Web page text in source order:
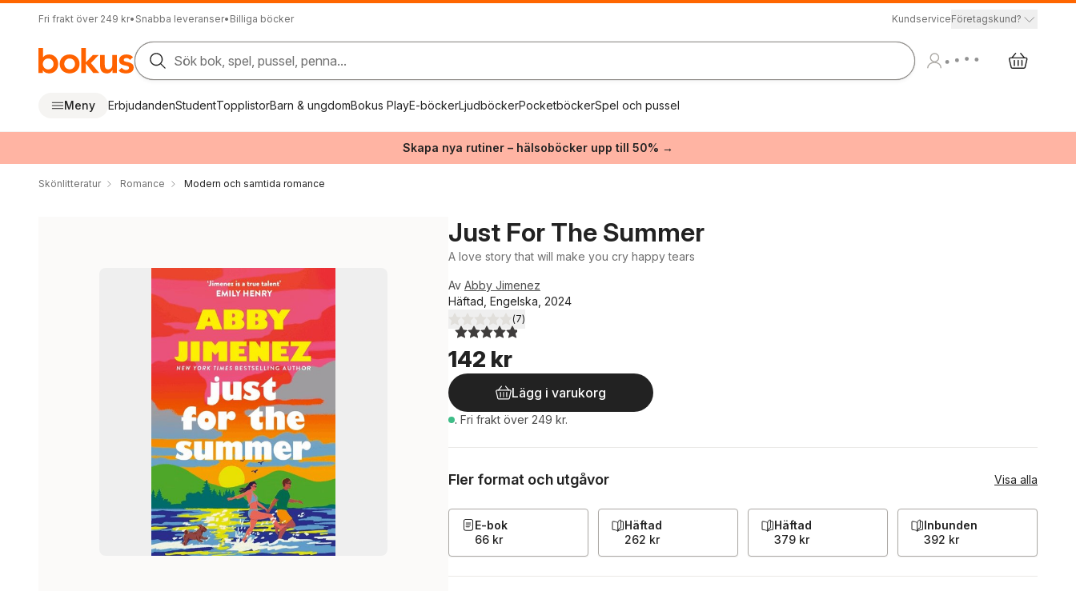
Fri frakt över 249 kr• Snabba leveranser• Billiga böcker KundserviceFöretagskund?
Sök bok, spel, pussel, penna...
Meny ErbjudandenStudentTopplistorBarn & ungdomBokus PlayE-böckerLjudböckerPocketböckerSpel och pussel
Skapa nya rutiner – hälsoböcker upp till 50% →
Skönlitteratur Romance Modern och samtida romance
Just For The Summer
A love story that will make you cry happy tears
Av Abby Jimenez
Häftad, Engelska, 2024
4,9utav 5 stjärnor. Totalt antal röster:
(7)
142 kr
Lägg i varukorg
. Fri frakt över 249 kr.
Fler format och utgåvor Visa alla
E-bok
66 kr
Häftad
262 kr
Häftad
379 kr
Inbunden
392 kr